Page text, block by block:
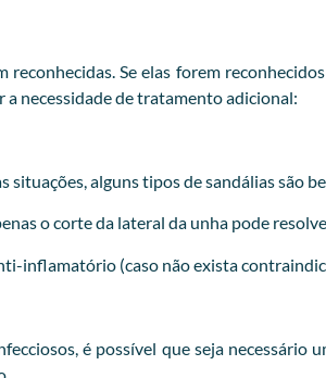
Se elas forem
a necessidade de tratamento adicional:
situações, alguns tipos de sandálias são
o corte da lateral da unha pode
inflamatório (caso não exista
é possível que seja